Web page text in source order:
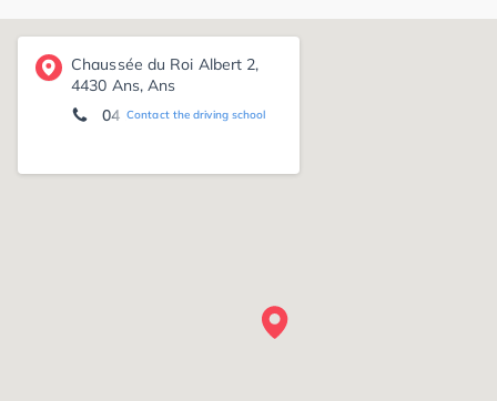
Chaussée du Roi Albert 2,
4430 Ans, Ans
Contact the driving school
04 225 23 24